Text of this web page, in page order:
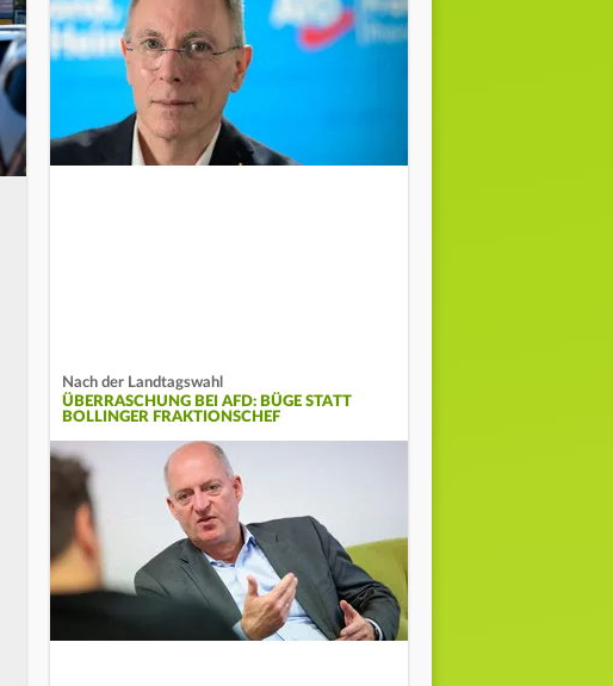
Nach der Landtagswahl
ÜBERRASCHUNG BEI AFD: BÜGE STATT
BOLLINGER FRAKTIONSCHEF